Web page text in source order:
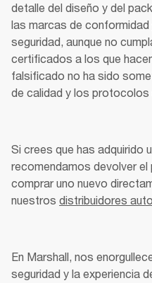
detalle del diseño y del
las marcas de
seguridad, aunque no
certificados a los que
falsificado no ha sido
de calidad y los protocolos
Si crees que has adquirido
recomendamos devolver
comprar uno nuevo
nuestros distribuidores
En Marshall, nos
seguridad y la experiencia